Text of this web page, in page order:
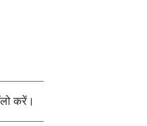
करें।